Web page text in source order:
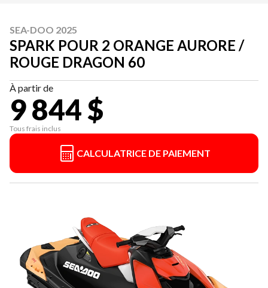
SEA-DOO 2025
SPARK POUR 2 ORANGE AURORE /
ROUGE DRAGON 60
À partir de
9 844 $
Tous frais inclus
CALCULATRICE DE PAIEMENT